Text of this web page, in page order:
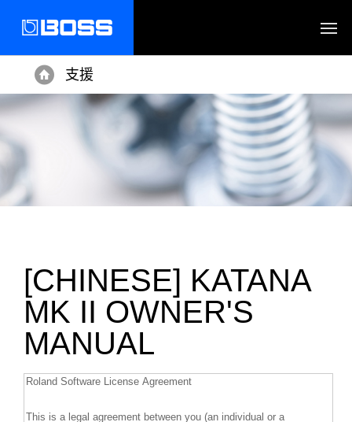
Home
支援
[CHINESE] KATANA
MK II OWNER'S
MANUAL